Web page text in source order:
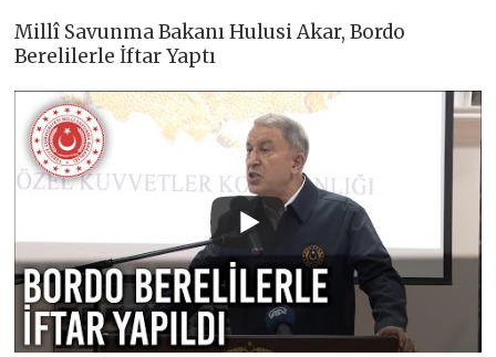
Millî Savunma Bakanı Hulusi Akar, Bordo
Berelilerle İftar Yaptı